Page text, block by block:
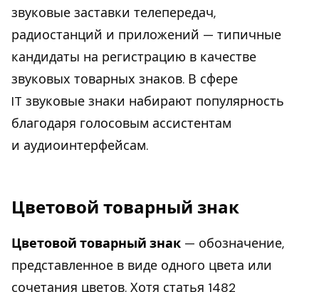
звуковые заставки телепередач,
радиостанций и приложений — типичные
кандидаты на регистрацию в качестве
звуковых товарных знаков. В сфере
IT звуковые знаки набирают популярность
благодаря голосовым ассистентам
и аудиоинтерфейсам.
Цветовой товарный знак
Цветовой товарный знак — обозначение,
представленное в виде одного цвета или
сочетания цветов. Хотя статья 1482